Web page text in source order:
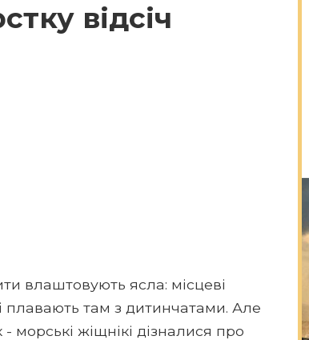
відсіч
влаштовують ясла: місцеві
плавають там з дитинчатами. Але
морські жіщнікі дізналися про